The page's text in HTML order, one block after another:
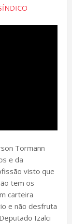
Tormann
e da
visto que
tem os
carteira
e não desfruta
Izalci